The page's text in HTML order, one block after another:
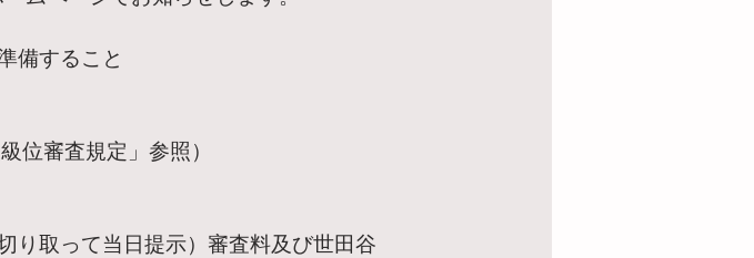
備すること
位審査規定」参照）
り取って当日提示）審査料及び世田谷